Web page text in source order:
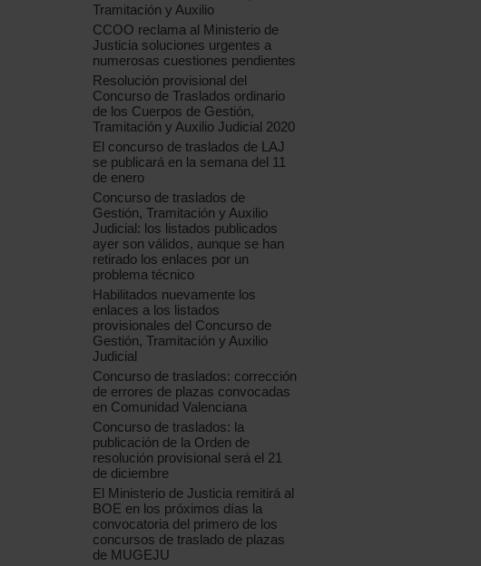
Tramitación y Auxilio
CCOO reclama al Ministerio de
Justicia soluciones urgentes a
numerosas cuestiones pendientes
Resolución provisional del
Concurso de Traslados ordinario
de los Cuerpos de Gestión,
Tramitación y Auxilio Judicial 2020
El concurso de traslados de LAJ
se publicará en la semana del 11
de enero
Concurso de traslados de
Gestión, Tramitación y Auxilio
Judicial: los listados publicados
ayer son válidos, aunque se han
retirado los enlaces por un
problema técnico
Habilitados nuevamente los
enlaces a los listados
provisionales del Concurso de
Gestión, Tramitación y Auxilio
Judicial
Concurso de traslados: corrección
de errores de plazas convocadas
en Comunidad Valenciana
Concurso de traslados: la
publicación de la Orden de
resolución provisional será el 21
de diciembre
El Ministerio de Justicia remitirá al
BOE en los próximos días la
convocatoria del primero de los
concursos de traslado de plazas
de MUGEJU